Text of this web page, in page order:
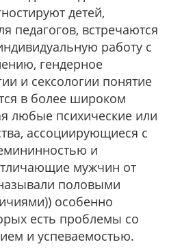
детей,
педагогов, встречаются
работу с
гендерное
и сексологии понятие
в более широком
любые психические или
ассоциирующиеся с
и
мужчин от
половыми
особенно
есть проблемы со
и успеваемостью.